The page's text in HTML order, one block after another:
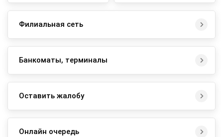
Филиальная сеть
Банкоматы, терминалы
Оставить жалобу
Онлайн очередь